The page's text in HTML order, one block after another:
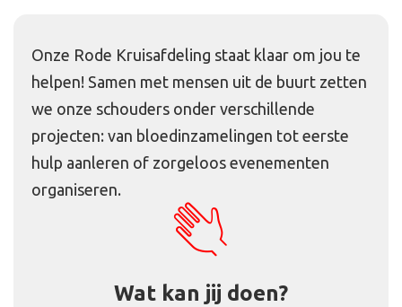
Onze Rode Kruisafdeling staat klaar om jou te
helpen! Samen met mensen uit de buurt zetten
we onze schouders onder verschillende
projecten: van bloedinzamelingen tot eerste
hulp aanleren of zorgeloos evenementen
organiseren.
Wat kan jij doen?